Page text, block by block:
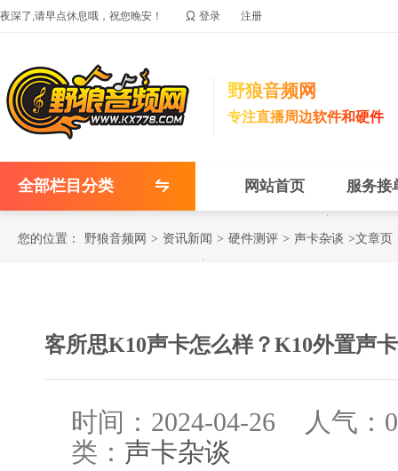
夜深了,请早点休息哦，祝您晚安！  登录 注册
野狼音频网
专注直播周边软件和硬件
全部栏目分类 网站首页 服务接
您的位置： 野狼音频网 > 资讯新闻 > 硬件测评 > 声卡杂谈 >文章页
客所思K10声卡怎么样？K10外置声
时间：2024-04-26 人气： 0
类： 声卡杂谈